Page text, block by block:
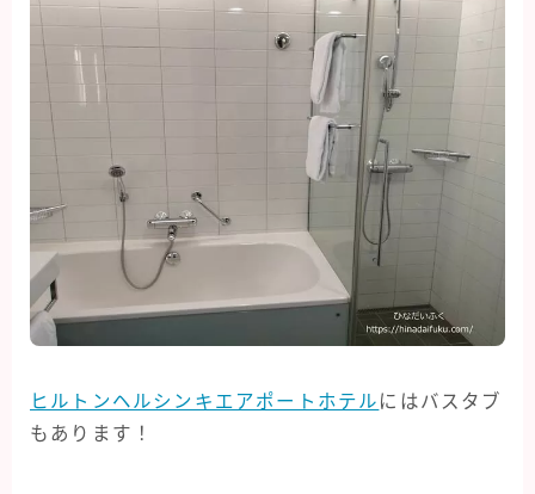
ヒルトンヘルシンキエアポートホテル にはバスタブ
もあります！